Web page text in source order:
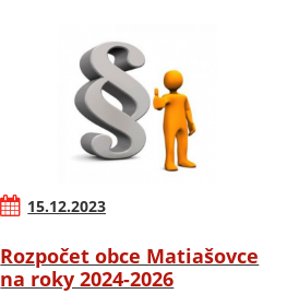
15.12.2023
Rozpočet obce Matiašovce
na roky 2024-2026